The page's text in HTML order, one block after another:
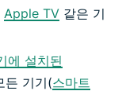
Apple TV 같은 기
에 설치된
든 기기(스마트